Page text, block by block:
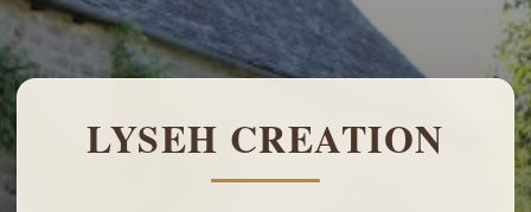
LYSEH CREATION